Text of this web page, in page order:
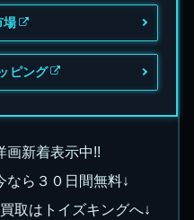
場
ピング
画新着表示中!!
なら３０日間無料↓
取はトイズキングへ↓